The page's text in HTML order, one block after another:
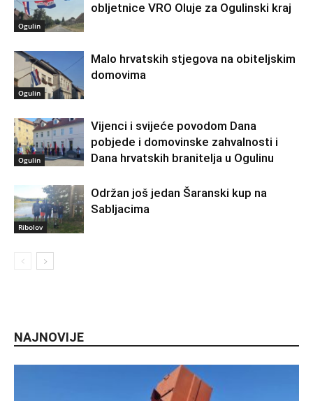
Ogulin
obljetnice VRO Oluje za Ogulinski kraj
Ogulin
Malo hrvatskih stjegova na obiteljskim
domovima
Ogulin
Vijenci i svijeće povodom Dana
pobjede i domovinske zahvalnosti i
Dana hrvatskih branitelja u Ogulinu
Ribolov
Održan još jedan Šaranski kup na
Sabljacima
NAJNOVIJE